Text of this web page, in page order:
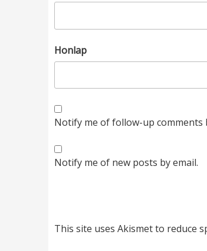
Honlap
Notify me of follow-up comments
Notify me of new posts by email.
This site uses Akismet to reduce